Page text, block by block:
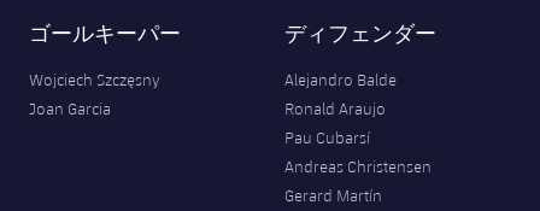
ゴールキーパー
Wojciech Szczęsny
Joan Garcia
ディフェンダー
Alejandro Balde
Ronald Araujo
Pau Cubarsí
Andreas Christensen
Gerard Martín